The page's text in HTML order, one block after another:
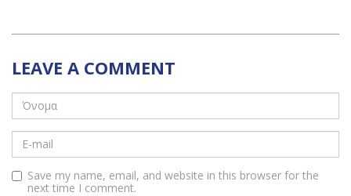
LEAVE A COMMENT
Save my name, email, and website in this browser for the
next time I comment.